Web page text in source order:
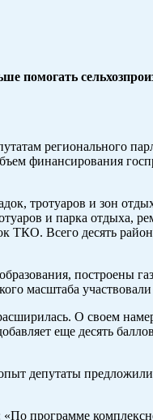
помогать
регионального
финансирования
тротуаров и зон
и парка отдыха,
ТКО. Всего десять
построены
масштаба
О своем
еще десять
депутаты
программе